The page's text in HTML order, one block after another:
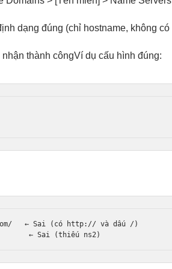
dạng đúng (chỉ hostname, không có
thành côngVí dụ cấu hình đúng:
← Sai (có http:// và dấu /)